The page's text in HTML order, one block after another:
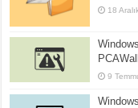
18
9